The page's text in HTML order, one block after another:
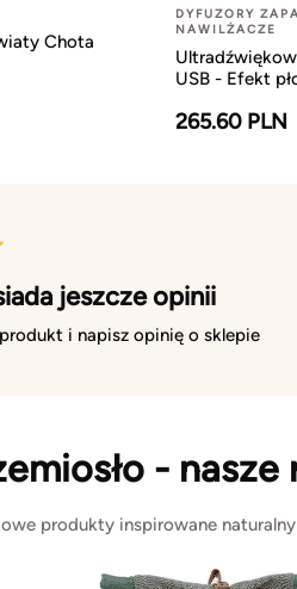
Chota
DYFUZORY
NAWILŻACZE
USB - Efekt
265.60 PLN
jeszcze opinii
i napisz opinię o sklepie
-
produkty inspirowane